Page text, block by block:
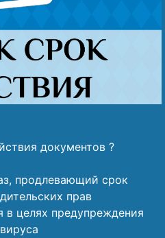
документов ?
продлевающий срок
прав
целях предупреждения